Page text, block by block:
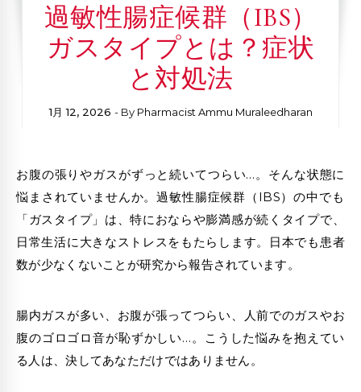
過敏性腸症候群（IBS）
ガスタイプとは？症状
と対処法
1月 12, 2026 - By Pharmacist Ammu Muraleedharan
お腹の張りやガスがずっと続いてつらい…。そんな状態に
悩まされていませんか。過敏性腸症候群（IBS）の中でも
「ガスタイプ」は、特におならや膨満感が続くタイプで、
日常生活に大きなストレスをもたらします。日本でも患者
数が少なくないことが研究から報告されています。
腸内ガスが多い、お腹が張ってつらい、人前でのガスやお
腹のゴロゴロ音が恥ずかしい…。こうした悩みを抱えてい
る人は、決してあなただけではありません。